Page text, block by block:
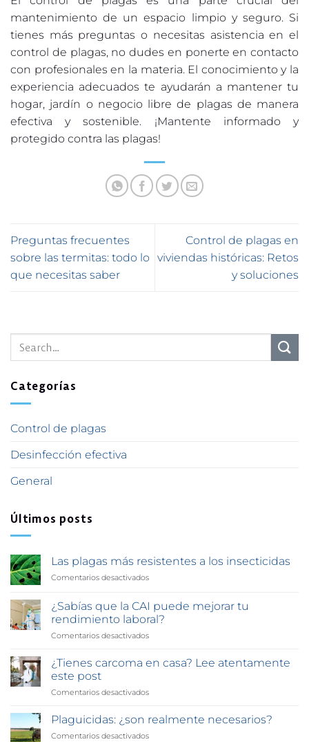
mantenimiento de un espacio limpio y seguro. Si
tienes más preguntas o necesitas asistencia en el
control de plagas, no dudes en ponerte en contacto
con profesionales en la materia. El conocimiento y la
experiencia adecuados te ayudarán a mantener tu
hogar, jardín o negocio libre de plagas de manera
efectiva y sostenible. ¡Mantente informado y
protegido contra las plagas!
Preguntas frecuentes
sobre las termitas: todo lo
que necesitas saber
Control de plagas en
viviendas históricas: Retos
y soluciones
Categorías
Control de plagas
Desinfección efectiva
General
Últimos posts
Las plagas más resistentes a los insecticidas
Comentarios desactivados
más
resistentes
insecticidas
¿Sabías que la CAI puede mejorar tu
rendimiento laboral?
Comentarios desactivados
que
tu
¿Tienes carcoma en casa? Lee atentamente
este post
Comentarios desactivados
carcoma
Plaguicidas: ¿son realmente necesarios?
Comentarios desactivados